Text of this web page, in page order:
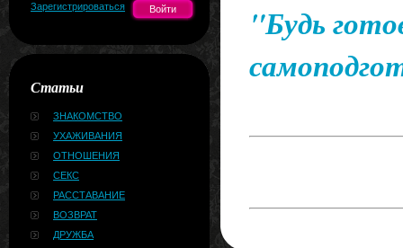
Зарегистрироваться
Статьи
ЗНАКОМСТВО
УХАЖИВАНИЯ
ОТНОШЕНИЯ
СЕКС
РАССТАВАНИЕ
ВОЗВРАТ
ДРУЖБА
"Будь